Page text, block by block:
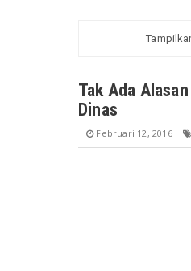
Tak Ada
Dinas
Februari 12, 2016